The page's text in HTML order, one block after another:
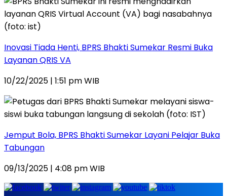
Inovasi Tiada Henti, BPRS Bhakti Sumekar Resmi Buka
Layanan QRIS VA
10/22/2025 | 1:51 pm WIB
Jemput Bola, BPRS Bhakti Sumekar Layani Pelajar Buka
Tabungan
09/13/2025 | 4:08 pm WIB